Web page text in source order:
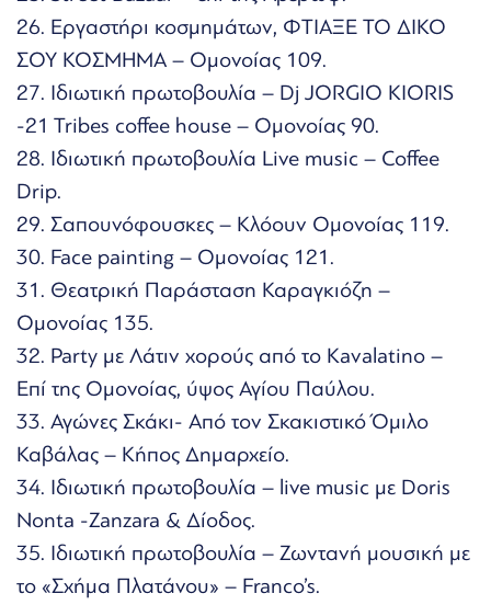
26. Εργαστήρι κοσμημάτων, ΦΤΙΑΞΕ ΤΟ ΔΙΚΟ
ΣΟΥ ΚΟΣΜΗΜΑ – Ομονοίας 109.
27. Ιδιωτική πρωτοβουλία – Dj JORGIO KIORIS
-21 Tribes coffee house – Ομονοίας 90.
28. Ιδιωτική πρωτοβουλία Live music – Coffee
Drip.
29. Σαπουνόφουσκες – Κλόουν Ομονοίας 119.
30. Face painting – Ομονοίας 121.
31. Θεατρική Παράσταση Καραγκιόζη –
Ομονοίας 135.
32. Party με Λάτιν χορούς από το Kavalatino –
Επί της Ομονοίας, ύψος Αγίου Παύλου.
33. Αγώνες Σκάκι- Από τον Σκακιστικό Όμιλο
Καβάλας – Κήπος Δημαρχείο.
34. Ιδιωτική πρωτοβουλία – live music με Doris
Nonta -Zanzara & Δίοδος.
35. Ιδιωτική πρωτοβουλία – Ζωντανή μουσική με
το «Σχήμα Πλατάνου» – Franco’s.